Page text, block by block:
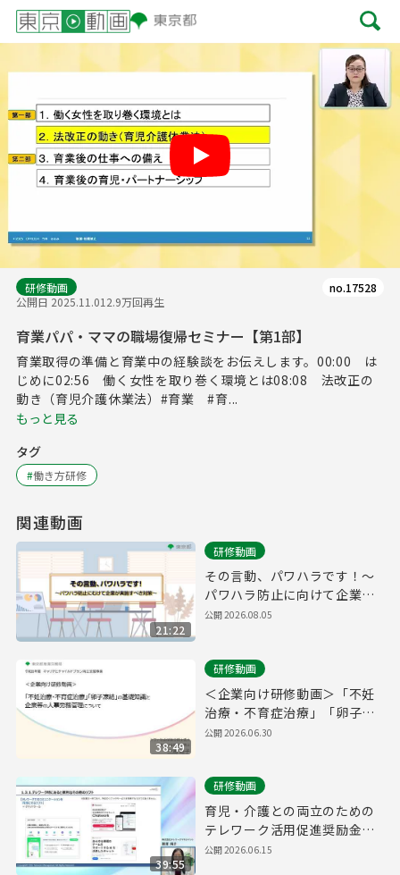
Play
研修動画
公開日 2025.11.012.9万回再生
no.17528
育業パパ・ママの職場復帰セミナー【第1部】
育業取得の準備と育業中の経験談をお伝えします。00:00 は
じめに02:56 働く女性を取り巻く環境とは08:08 法改正の
動き（育児介護休業法）#育業 #育...
もっと見る
タグ
#働き方研修
関連動画
21:22
研修動画
その言動、パワハラです！～
パワハラ防止に向けて企業が
実施すべき対策～
公開2026.08.05
38:49
研修動画
＜企業向け研修動画＞「不妊
治療・不育症治療」「卵子凍
結」の基礎知識と企業等の人
公開2026.06.30
39:55
研修動画
育児・介護との両立のための
テレワーク活用促進奨励金
研修動画②
公開2026.06.15